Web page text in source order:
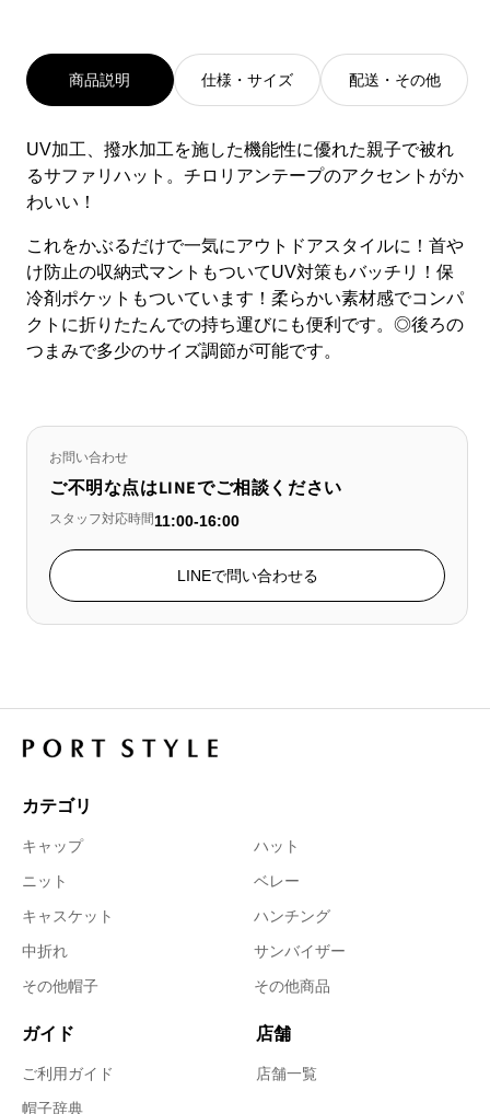
商品説明 仕様・サイズ 配送・その他
UV加工、撥水加工を施した機能性に優れた親子で被れ
るサファリハット。チロリアンテープのアクセントがか
わいい！
これをかぶるだけで一気にアウトドアスタイルに！首や
け防止の収納式マントもついてUV対策もバッチリ！保
冷剤ポケットもついています！柔らかい素材感でコンパ
クトに折りたたんでの持ち運びにも便利です。◎後ろの
つまみで多少のサイズ調節が可能です。
お問い合わせ
ご不明な点はLINEでご相談ください
スタッフ対応時間11:00-16:00
LINEで問い合わせる
カテゴリ
キャップ
ハット
ニット
ベレー
キャスケット
ハンチング
中折れ
サンバイザー
その他帽子
その他商品
ガイド
ご利用ガイド
帽子辞典
店舗
店舗一覧